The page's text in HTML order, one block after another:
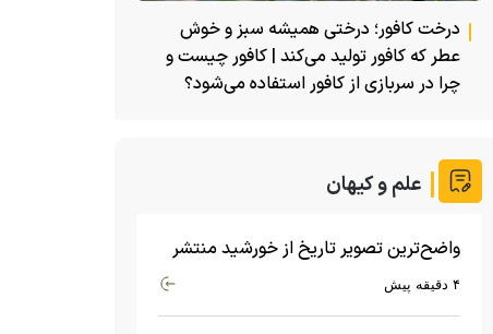
درخت کافور؛ درختی همیشه سبز و خوش
عطر که کافور تولید می‌کند | کافور چیست و
چرا در سربازی از کافور استفاده می‌شود؟
علم و کیهان
واضح‌ترین تصویر تاریخ از خورشید منتشر
شد
۴ دقیقه پیش